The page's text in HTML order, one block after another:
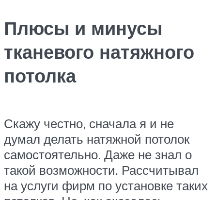
Плюсы и минусы
тканевого натяжного
потолка
Скажу честно, сначала я и не
думал делать натяжной потолок
самостоятельно. Даже не знал о
такой возможности. Рассчитывал
на услуги фирм по установке таких